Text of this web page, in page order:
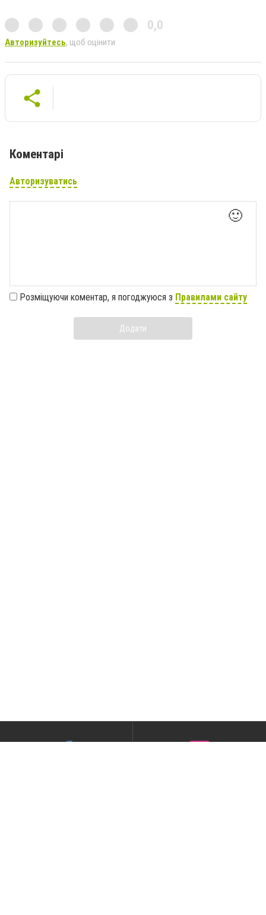
0,0
Авторизуйтесь, щоб оцінити
Коментарі
Авторизуватись
🙂
Розміщуючи коментар, я погоджуюся з Правилами сайту
Додати